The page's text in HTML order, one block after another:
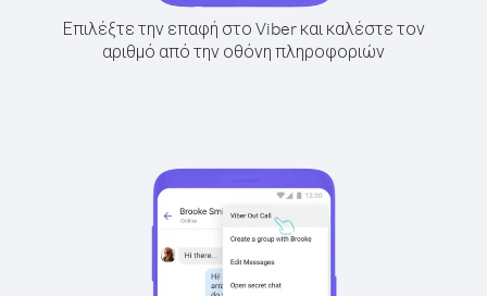
Επιλέξτε την επαφή στο Viber και καλέστε τον
αριθμό από την οθόνη πληροφοριών